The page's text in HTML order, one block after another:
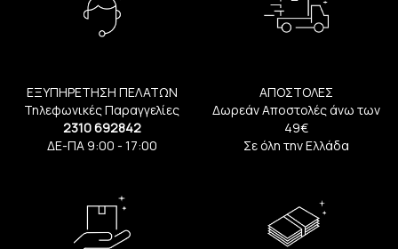
ΕΞΥΠΗΡΕΤΗΣΗ ΠΕΛΑΤΩΝ
Τηλεφωνικές Παραγγελίες
2310 692842
ΔΕ-ΠΑ 9:00 - 17:00
ΑΠΟΣΤΟΛΕΣ
Δωρεάν Αποστολές άνω των
49€
Σε όλη την Ελλάδα